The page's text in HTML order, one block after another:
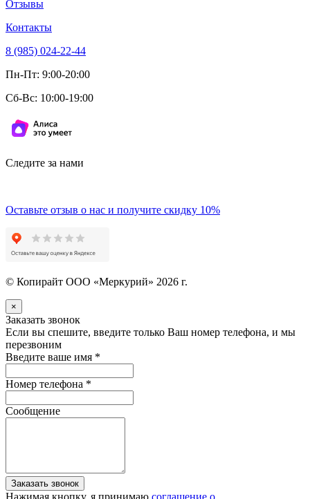
Отзывы
Контакты
8 (985) 024-22-44
Пн-Пт: 9:00-20:00
Сб-Вс: 10:00-19:00
Следите за нами
Оставьте отзыв о нас и получите скидку 10%
© Копирайт ООО «Меркурий» 2026 г.
×
Заказать звонок
Если вы спешите, введите только Ваш номер телефона, и мы
перезвоним
Введите ваше имя *
Номер телефона *
Сообщение
Заказать звонок
Нажимая кнопку, я принимаю соглашение о